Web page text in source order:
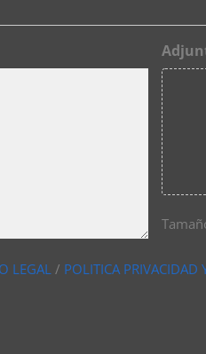
LEGAL/ POLITICA PRIVACIDAD